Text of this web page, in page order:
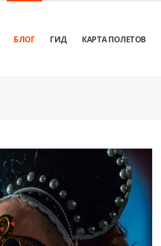
БЛОГ ГИД КАРТА ПОЛЕТОВ